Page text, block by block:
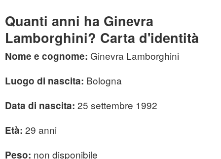
Quanti anni ha Ginevra
Lamborghini? Carta d'identità
Nome e cognome: Ginevra Lamborghini
Luogo di nascita: Bologna
Data di nascita: 25 settembre 1992
Età: 29 anni
Peso: non disponibile